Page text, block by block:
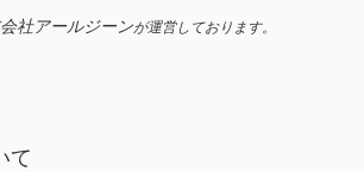
社アールジーンが運営しております。
て